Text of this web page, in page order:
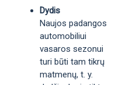
Dydis
Naujos padangos
automobiliui
vasaros sezonui
turi būti tam tikrų
matmenų, t. y.